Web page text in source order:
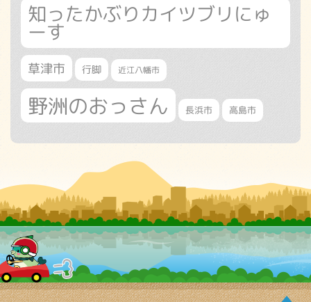
知ったかぶりカイツブリにゅ
ーす
草津市 行脚 近江八幡市
野洲のおっさん 長浜市 高島市